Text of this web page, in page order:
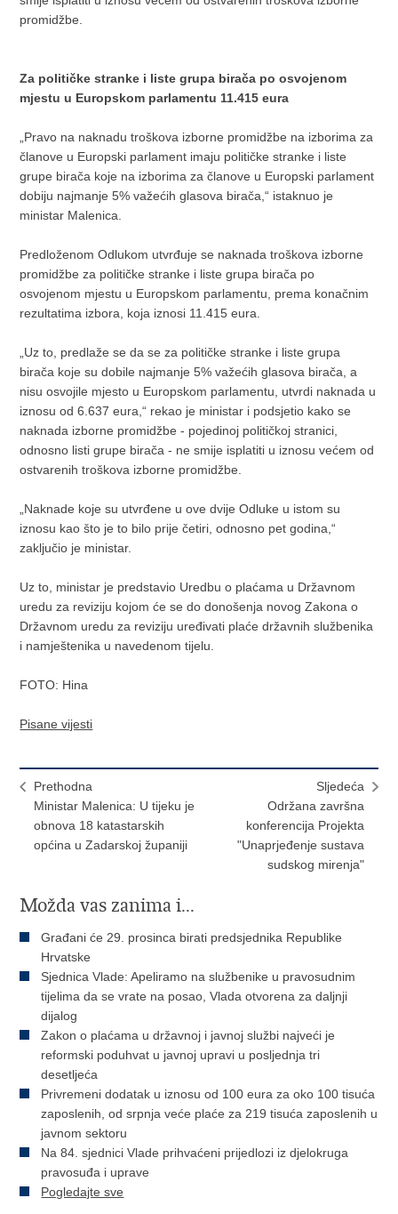
promidžbe.
Za političke stranke i liste grupa birača po osvojenom
mjestu u Europskom parlamentu 11.415 eura
„Pravo na naknadu troškova izborne promidžbe na izborima za
članove u Europski parlament imaju političke stranke i liste
grupe birača koje na izborima za članove u Europski parlament
dobiju najmanje 5% važećih glasova birača,“ istaknuo je
ministar Malenica.
Predloženom Odlukom utvrđuje se naknada troškova izborne
promidžbe za političke stranke i liste grupa birača po
osvojenom mjestu u Europskom parlamentu, prema konačnim
rezultatima izbora, koja iznosi 11.415 eura.
„Uz to, predlaže se da se za političke stranke i liste grupa
birača koje su dobile najmanje 5% važećih glasova birača, a
nisu osvojile mjesto u Europskom parlamentu, utvrdi naknada u
iznosu od 6.637 eura,“ rekao je ministar i podsjetio kako se
naknada izborne promidžbe - pojedinoj političkoj stranici,
odnosno listi grupe birača - ne smije isplatiti u iznosu većem od
ostvarenih troškova izborne promidžbe.
„Naknade koje su utvrđene u ove dvije Odluke u istom su
iznosu kao što je to bilo prije četiri, odnosno pet godina,“
zaključio je ministar.
Uz to, ministar je predstavio Uredbu o plaćama u Državnom
uredu za reviziju kojom će se do donošenja novog Zakona o
Državnom uredu za reviziju uređivati plaće državnih službenika
i namještenika u navedenom tijelu.
FOTO: Hina
Pisane vijesti
Prethodna
Ministar Malenica: U tijeku je
obnova 18 katastarskih
općina u Zadarskoj županiji
Sljedeća
Održana završna
konferencija Projekta
"Unaprjeđenje sustava
sudskog mirenja"
Možda vas zanima i...
Građani će 29. prosinca birati predsjednika Republike
Hrvatske
Sjednica Vlade: Apeliramo na službenike u pravosudnim
tijelima da se vrate na posao, Vlada otvorena za daljnji
dijalog
Zakon o plaćama u državnoj i javnoj službi najveći je
reformski poduhvat u javnoj upravi u posljednja tri
desetljeća
Privremeni dodatak u iznosu od 100 eura za oko 100 tisuća
zaposlenih, od srpnja veće plaće za 219 tisuća zaposlenih u
javnom sektoru
Na 84. sjednici Vlade prihvaćeni prijedlozi iz djelokruga
pravosuđa i uprave
Pogledajte sve